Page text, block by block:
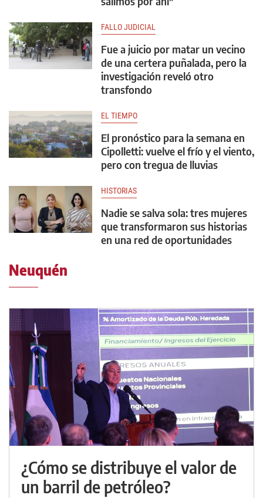
FALLO JUDICIAL
Fue a juicio por matar un vecino
de una certera puñalada, pero la
investigación reveló otro
transfondo
EL TIEMPO
El pronóstico para la semana en
Cipolletti: vuelve el frío y el viento,
pero con tregua de lluvias
HISTORIAS
Nadie se salva sola: tres mujeres
que transformaron sus historias
en una red de oportunidades
Neuquén
¿Cómo se distribuye el valor de
un barril de petróleo?